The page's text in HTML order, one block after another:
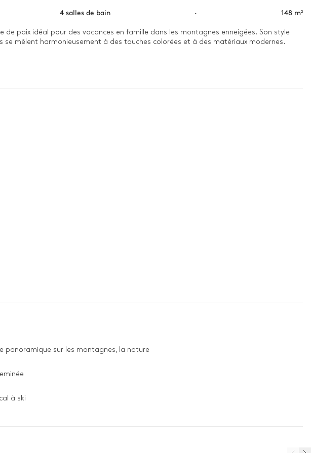
4 salles de bain · 148 m²
paix idéal pour des vacances en famille dans les montagnes enneigées. Son style
mêlent harmonieusement à des touches colorées et à des matériaux modernes.
des pistes. Rendez-vous dans votre local à ski personnel pour vous préparer à une
panoramique sur les montagnes, la nature
à ski